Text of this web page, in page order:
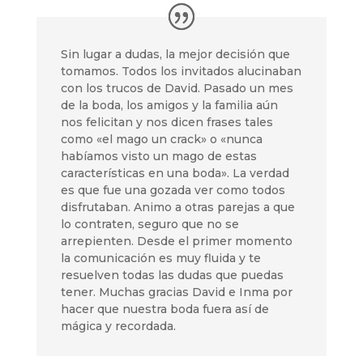
Sin lugar a dudas, la mejor decisión que
tomamos. Todos los invitados alucinaban
con los trucos de David. Pasado un mes
de la boda, los amigos y la familia aún
nos felicitan y nos dicen frases tales
como «el mago un crack» o «nunca
habíamos visto un mago de estas
características en una boda». La verdad
es que fue una gozada ver como todos
disfrutaban. Animo a otras parejas a que
lo contraten, seguro que no se
arrepienten. Desde el primer momento
la comunicación es muy fluida y te
resuelven todas las dudas que puedas
tener. Muchas gracias David e Inma por
hacer que nuestra boda fuera así de
mágica y recordada.